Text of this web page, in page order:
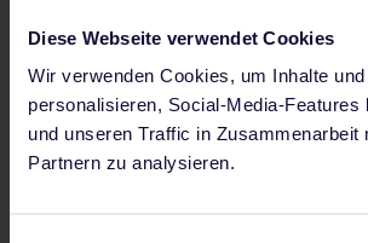
Diese Webseite verwendet Cookies
Wir verwenden Cookies, um Inhalte
personalisieren, Social-Media-Features
und unseren Traffic in Zusammenarbeit
Partnern zu analysieren.
Nimm dir Zeit und erkunde die Stadt
beginnen um 11:00 Uhr kostenlose
amParadeplatz.
StatteZürich-Westeinen Besuch
Industrieviertel der Stadt mit einem